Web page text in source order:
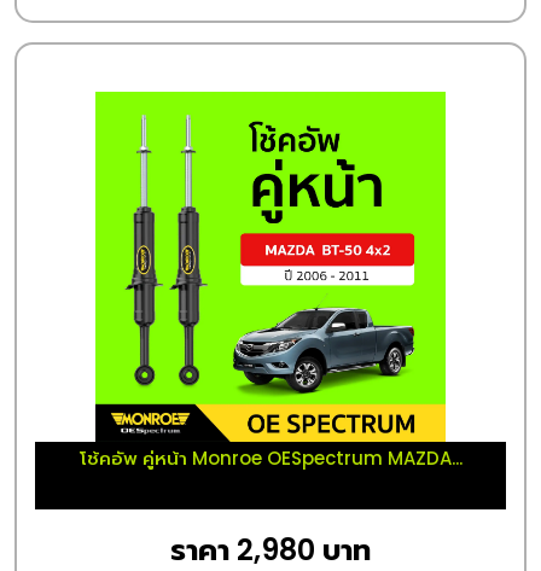
โช้คอัพ คู่หน้า Monroe OESpectrum MAZDA...
ราคา 2,980 บาท